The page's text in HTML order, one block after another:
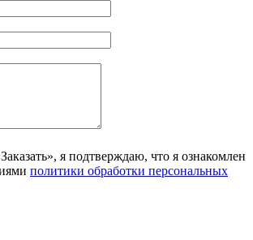
я подтверждаю, что я ознакомлен
политики обработки персональных